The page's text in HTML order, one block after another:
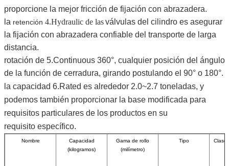
proporcione la mejor fricción de fijación con abrazadera.
la retención 4.Hydraulic de lasválvulas del cilindro es asegurar
la fijación con abrazadera confiable del transporte de larga
distancia.
rotación de 5.Continuous 360°, cualquier posición del ángulo
de la función de cerradura, girando postulando el 90° o 180°.
la capacidad 6.Rated es alrededor 2.0~2.7 toneladas, y
podemos también proporcionar la base modificada para
requisitos particulares de los productos en su
requisito específico.
Nombre
Capacidad
(kilogramos)
Gama de rollo
(milímetro)
Tipo Clase